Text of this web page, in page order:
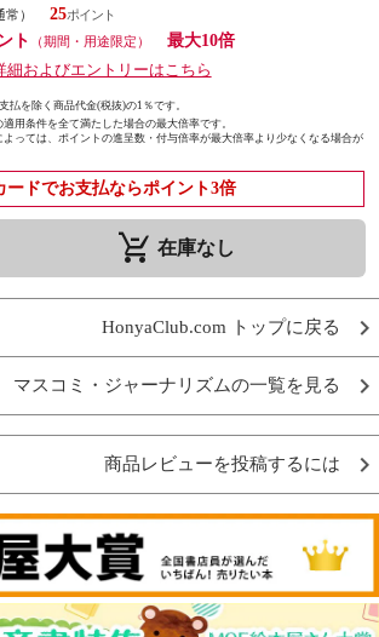
常）
25
ト
（期間・用途限定）
最大10倍
細およびエントリーはこちら
を除く商品代金(税抜)の1％です。
用条件を全て満たした場合の最大倍率です。
っては、ポイントの進呈数・付与倍率が最大倍率より少なくなる場合が
ードでお支払ならポイント3倍
remove_shopping_cart 在庫なし
HonyaClub.com トップに戻る
マスコミ・ジャーナリズムの一覧を見る
商品レビューを投稿するには